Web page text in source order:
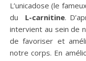
L’unicadose (le
du L-carnitine.
intervient au sein de
de favoriser et
notre corps. En